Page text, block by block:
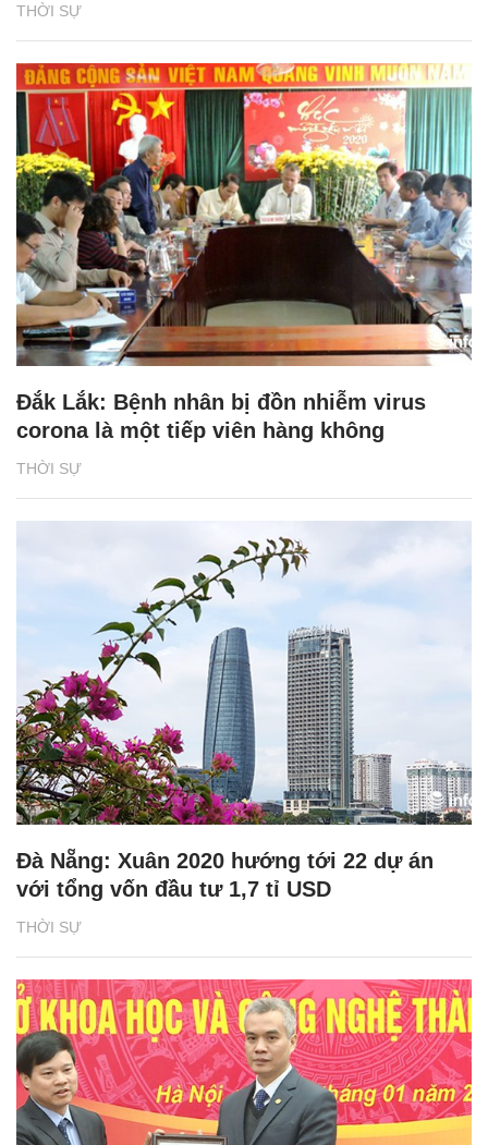
THỜI SỰ
THỜI SỰ
Đắk Lắk: Bệnh nhân bị đồn nhiễm virus
corona là một tiếp viên hàng không
THỜI SỰ
Đà Nẵng: Xuân 2020 hướng tới 22 dự án
với tổng vốn đầu tư 1,7 tỉ USD